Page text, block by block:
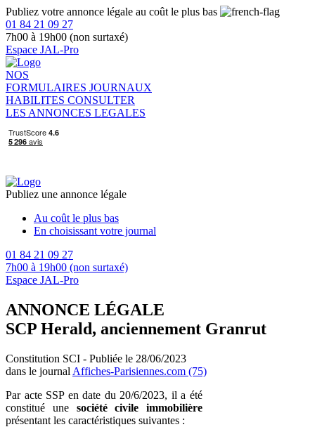
Publiez votre annonce légale au coût le plus bas
01 84 21 09 27
7h00 à 19h00 (non surtaxé)
Espace JAL-Pro
NOS
FORMULAIRES JOURNAUX
HABILITES CONSULTER
LES ANNONCES LEGALES
Publiez une annonce légale
Au coût le plus bas
En choisissant votre journal
01 84 21 09 27
7h00 à 19h00 (non surtaxé)
Espace JAL-Pro
ANNONCE LÉGALE
SCP Herald, anciennement Granrut
Constitution SCI - Publiée le 28/06/2023
dans le journal Affiches-Parisiennes.com (75)
Par acte SSP en date du 20/6/2023, il a été
constitué une société civile immobilière
présentant les caractéristiques suivantes :